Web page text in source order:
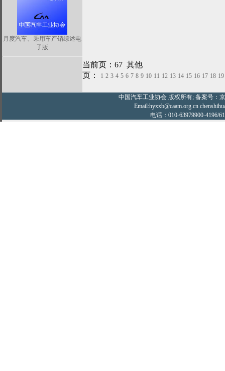
月度汽车、乘用车产销综述电
子版
当前页：67 其他
页：
1 2 3 4 5 6 7 8 9 10 11 12 13 14 15 16 17 18 19
中国汽车工业协会 版权所有; 备案号：
Email:hyxxb@caam.org.cn
电话：010-63979900-4196/